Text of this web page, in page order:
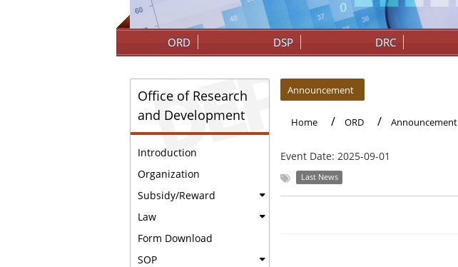
::: ORD DSP DRC
Office of Research
and Development
Introduction
Organization
Subsidy/Reward
Law
Form Download
SOP
Announcement
Home ORD Announcement
Event Date: 2025-09-01
Last News